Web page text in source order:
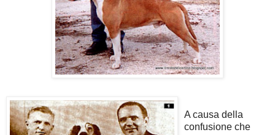
A causa della
confusione che